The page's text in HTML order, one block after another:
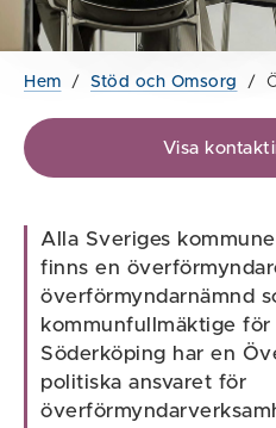
Hem / Stöd och Omsorg /
Visa
Alla Sveriges
finns en
överförmyndarnämnd
kommunfullmäktige för
Söderköping har en
politiska ansvaret för